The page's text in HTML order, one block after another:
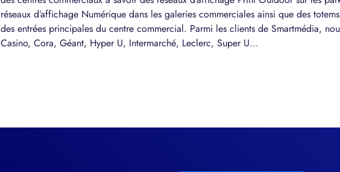
réseaux d’affichage Numérique dans les galeries commerciales ainsi que des
des entrées principales du centre commercial. Parmi les clients de Smartmédia,
Casino, Cora, Géant, Hyper U, Intermarché, Leclerc, Super U...